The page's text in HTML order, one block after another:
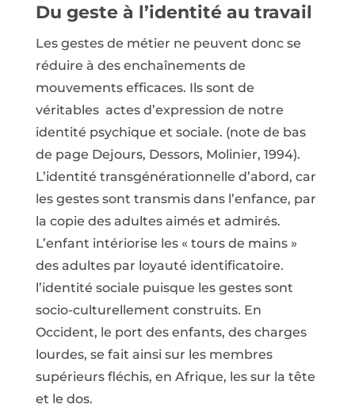
Du geste à l’identité au travail
Les gestes de métier ne peuvent donc se
réduire à des enchaînements de
mouvements efficaces. Ils sont de
véritables actes d’expression de notre
identité psychique et sociale. (note de bas
de page Dejours, Dessors, Molinier, 1994).
L’identité transgénérationnelle d’abord, car
les gestes sont transmis dans l’enfance, par
la copie des adultes aimés et admirés.
L’enfant intériorise les « tours de mains »
des adultes par loyauté identificatoire.
l’identité sociale puisque les gestes sont
socio-culturellement construits. En
Occident, le port des enfants, des charges
lourdes, se fait ainsi sur les membres
supérieurs fléchis, en Afrique, les sur la tête
et le dos.